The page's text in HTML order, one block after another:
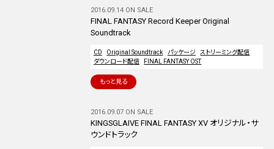
2016.09.14 ON SALE
FINAL FANTASY Record Keeper Original
Soundtrack
CD Original Soundtrack パッケージ
ストリーミング配信
ダウンロード配信
FINAL FANTASY OST
もっと見る
2016.09.07 ON SALE
KINGSGLAIVE FINAL FANTASY XV オリジナル・サ
ウンドトラック